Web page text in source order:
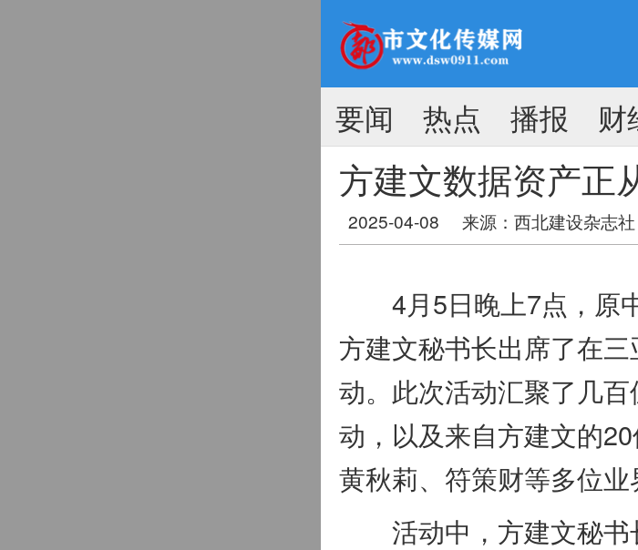
要闻 热点 播报 财
方建文数据资产正
2025-04-08 来源： 西北建设杂志社
4月5日晚上7点，原
方建文秘书长出席了在
动。此次活动汇聚了几
动，以及来自方建文的20
黄秋莉、符策财等多位业
活动中，方建文秘书